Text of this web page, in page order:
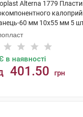
Alterna 1779
60 мм 10x55 мм 5
в наявності
401.50 грн